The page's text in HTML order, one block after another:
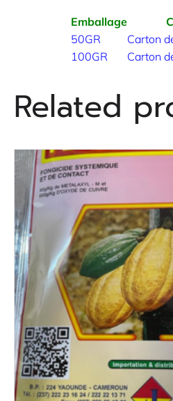
Emballage
50GR
Carton
100GR
Carton
Related